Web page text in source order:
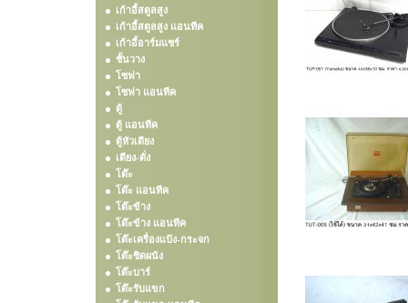
เก้าอี้สตูลสูง
เก้าอี้สตูลสูง แอนทีค
เก้าอี้อาร์มแชร์
ชั้นวาง
โซฟา
โซฟา แอนทีค
ตู้
ตู้ แอนทีค
ตู้หัวเตียง
เตียง-ตั่ง
โต๊ะ
โต๊ะ แอนทีค
โต๊ะข้าง
โต๊ะข้าง แอนทีค
โต๊ะเครื่องแป้ง-กระจก
โต๊ะชิดผนัง
โต๊ะบาร์
โต๊ะรับแขก